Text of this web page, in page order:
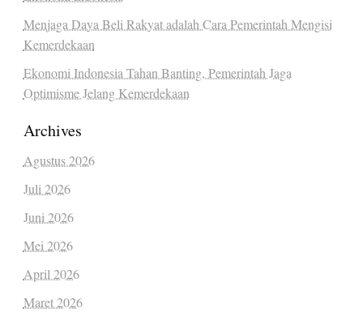
Menjaga Daya Beli Rakyat adalah Cara Pemerintah Mengisi
Kemerdekaan
Ekonomi Indonesia Tahan Banting, Pemerintah Jaga
Optimisme Jelang Kemerdekaan
Archives
Agustus 2026
Juli 2026
Juni 2026
Mei 2026
April 2026
Maret 2026